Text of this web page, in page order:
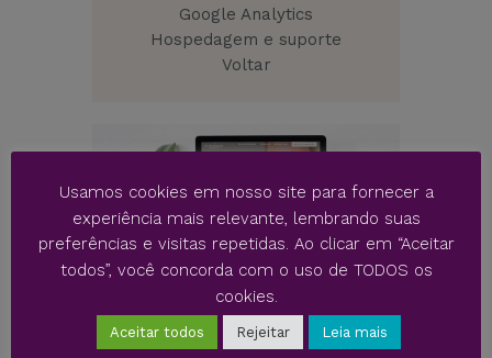
Google Analytics
Hospedagem e suporte
Voltar
Dr. Alan Jeziorowski
Usamos cookies em nosso site para fornecer a
experiência mais relevante, lembrando suas
preferências e visitas repetidas. Ao clicar em “Aceitar
todos”, você concorda com o uso de TODOS os
cookies.
Aceitar todos Rejeitar Leia mais